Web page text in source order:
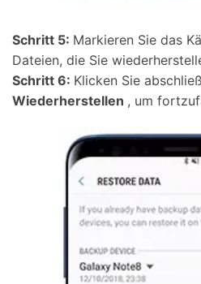
Schritt 5: Markieren Sie das
Dateien, die Sie
Schritt 6: Klicken Sie
Wiederherstellen , um